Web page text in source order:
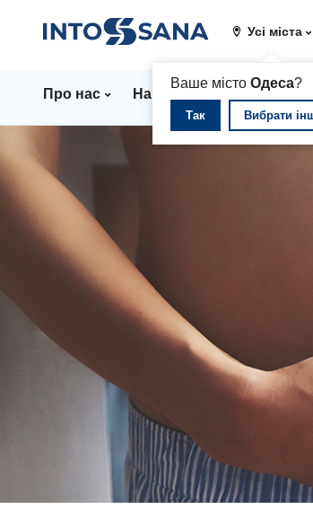
Усі міста
Ваше місто Одеса?
Так Вибрати
Про нас Напрямки Стаціонар